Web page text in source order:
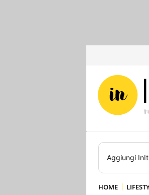
Aggiungi
HOME